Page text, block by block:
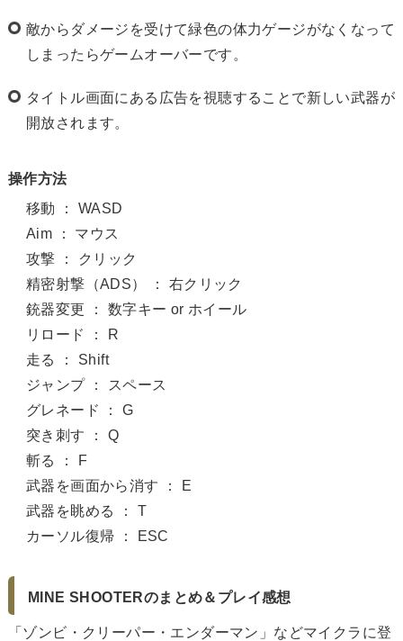
敵からダメージを受けて緑色の体力ゲージがなくなって
しまったらゲームオーバーです。
タイトル画面にある広告を視聴することで新しい武器が
開放されます。
操作方法
移動 ： WASD
Aim ： マウス
攻撃 ： クリック
精密射撃（ADS） ： 右クリック
銃器変更 ： 数字キー or ホイール
リロード ： R
走る ： Shift
ジャンプ ： スペース
グレネード ： G
突き刺す ： Q
斬る ： F
武器を画面から消す ： E
武器を眺める ： T
カーソル復帰 ： ESC
MINE SHOOTERのまとめ＆プレイ感想
「ゾンビ・クリーパー・エンダーマン」などマイクラに登